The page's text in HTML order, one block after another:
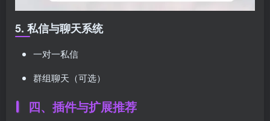
5. 私信与聊天系统
一对一私信
群组聊天（可选）
四、插件与扩展推荐